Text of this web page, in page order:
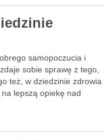
samopoczucia i
sobie sprawę z tego,
też, w dziedzinie zdrowia
lepszą opiekę nad